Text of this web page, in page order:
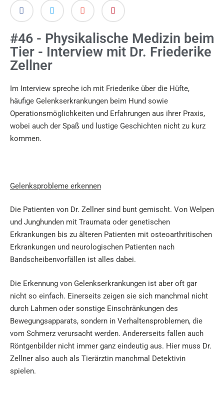
#46 - Physikalische Medizin beim
Tier - Interview mit Dr. Friederike
Zellner
Im Interview spreche ich mit Friederike über die Hüfte,
häufige Gelenkserkrankungen beim Hund sowie
Operationsmöglichkeiten und Erfahrungen aus ihrer Praxis,
wobei auch der Spaß und lustige Geschichten nicht zu kurz
kommen.
Gelenksprobleme erkennen
Die Patienten von Dr. Zellner sind bunt gemischt. Von Welpen
und Junghunden mit Traumata oder genetischen
Erkrankungen bis zu älteren Patienten mit osteoarthritischen
Erkrankungen und neurologischen Patienten nach
Bandscheibenvorfällen ist alles dabei.
Die Erkennung von Gelenkserkrankungen ist aber oft gar
nicht so einfach. Einerseits zeigen sie sich manchmal nicht
durch Lahmen oder sonstige Einschränkungen des
Bewegungsapparats, sondern in Verhaltensproblemen, die
vom Schmerz verursacht werden. Andererseits fallen auch
Röntgenbilder nicht immer ganz eindeutig aus. Hier muss Dr.
Zellner also auch als Tierärztin manchmal Detektivin
spielen.